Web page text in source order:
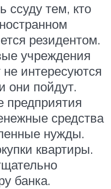
ссуду тем, кто
резидентом.
учреждения
интересуются
они пойдут.
предприятия
средства
нужды.
квартиры.
банка.